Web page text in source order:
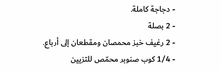
- دجاجة كاملة.
- 2 بصلة
- 2 رغيف خبز محمصان ومقطعان إلى أرباع.
- 1/4 كوب صنوبر محمّص للتزيين